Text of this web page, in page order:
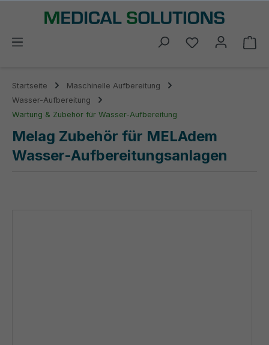
springen
Du hast 0
Startseite
Maschinelle Aufbereitung
Wasser-Aufbereitung
Wartung & Zubehör für Wasser-Aufbereitung
Melag Zubehör für MELAdem
Wasser-Aufbereitungsanlagen